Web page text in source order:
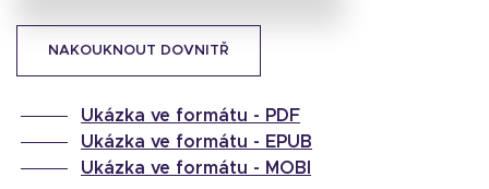
NAKOUKNOUT DOVNITŘ
Ukázka ve formátu - PDF
Ukázka ve formátu - EPUB
Ukázka ve formátu - MOBI